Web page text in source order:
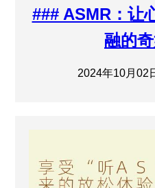
### ASMR：让
融的
2024年10月02